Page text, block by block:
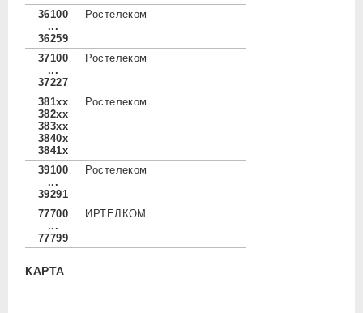
36100
...
36259
Ростелеком
37100
...
37227
Ростелеком
381xx
382xx
383xx
3840x
3841x
Ростелеком
39100
...
39291
Ростелеком
77700
...
77799
ИРТЕЛКОМ
КАРТА